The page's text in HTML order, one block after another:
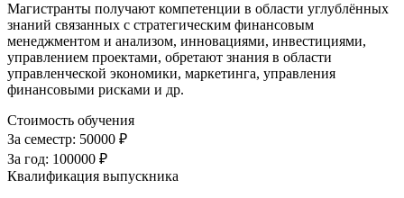
Магистранты получают компетенции в области углублённых
знаний связанных с стратегическим финансовым
менеджментом и анализом, инновациями, инвестициями,
управлением проектами, обретают знания в области
управленческой экономики, маркетинга, управления
финансовыми рисками и др.
Стоимость обучения
За семестр: 50000 ₽
За год: 100000 ₽
Квалификация выпускника